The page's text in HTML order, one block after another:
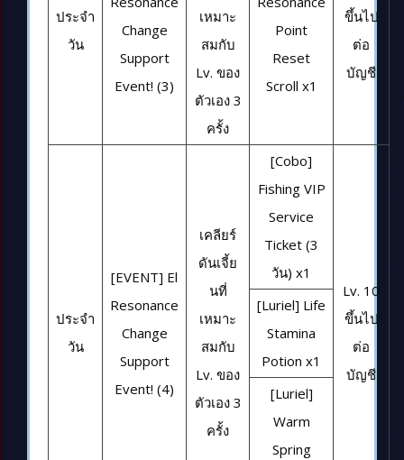
ประจำ
วัน
Change
Support
Event! (3)
เหมาะ
สมกับ
Lv. ของ
ตัวเอง 3
ครั้ง
Point
Reset
Scroll x1
ขึ้นไป
ต่อ
บัญชี
ประจำ
วัน
[EVENT] El
Resonance
Change
Support
Event! (4)
เคลียร์
ดันเจี้ย
นที่
เหมาะ
สมกับ
Lv. ของ
ตัวเอง 3
ครั้ง
[Cobo]
Fishing VIP
Service
Ticket (3
วัน) x1
Lv. 10
ขึ้นไป
ต่อ
บัญชี
[Luriel] Life
Stamina
Potion x1
[Luriel]
Warm
Spring